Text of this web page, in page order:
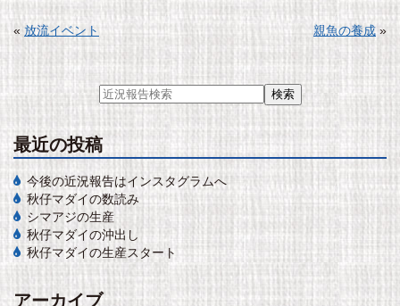
« 放流イベント 親魚の養成 »
最近の投稿
今後の近況報告はインスタグラムへ
秋仔マダイの数読み
シマアジの生産
秋仔マダイの沖出し
秋仔マダイの生産スタート
アーカイブ